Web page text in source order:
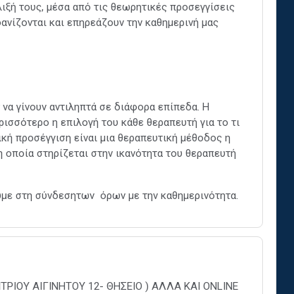
τους, μέσα από τις θεωρητικές προσεγγίσεις
και επηρεάζουν την καθημερινή μας
γίνουν αντιληπτά σε διάφορα επίπεδα. Η
η επιλογή του κάθε θεραπευτή για το τι
προσέγγιση είναι μια θεραπευτική μέθοδος η
στηρίζεται στην ικανότητα του θεραπευτή
στη σύνδεσητων όρων με την καθημερινότητα.
ΑΙΓΙΝΗΤΟΥ 12- ΘΗΣΕΙΟ ) ΑΛΛΑ ΚΑΙ ONLINE